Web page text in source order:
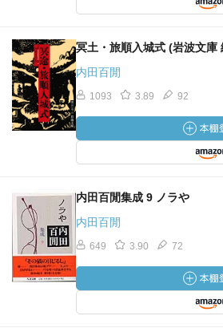
冥土・旅順入城式 (岩波文庫
内田百閒
1093 3.89 92
内田百閒集成 9 ノラや
内田百閒
649 3.90 72